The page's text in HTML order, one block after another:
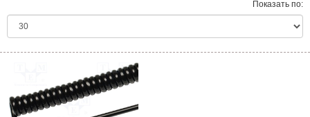
Показать по: